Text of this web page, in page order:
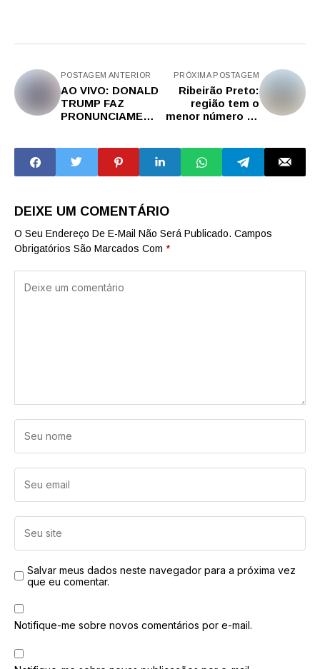
POSTAGEM ANTERIOR
AO VIVO: DONALD
TRUMP FAZ
PRONUNCIAMENT
POLÍTICA NA
EUROPA, ELON
MUSK, REAÇÃO..
PRÓXIMA POSTAGEM
Ribeirão Preto:
região tem o
menor número de
DEIXE UM COMENTÁRIO
O Seu Endereço De E-Mail Não Será Publicado. Campos
Obrigatórios São Marcados Com *
Salvar meus dados neste navegador para a próxima vez
que eu comentar.
Notifique-me sobre novos comentários por e-mail.